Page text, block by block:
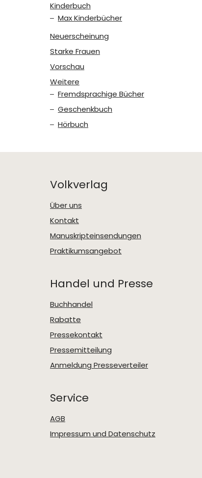
Kinderbuch
Max Kinderbücher
Neuerscheinung
Starke Frauen
Vorschau
Weitere
Fremdsprachige Bücher
Geschenkbuch
Hörbuch
Volkverlag
Über uns
Kontakt
Manuskripteinsendungen
Praktikumsangebot
Handel und Presse
Buchhandel
Rabatte
Pressekontakt
Pressemitteilung
Anmeldung Presseverteiler
Service
AGB
Impressum und Datenschutz